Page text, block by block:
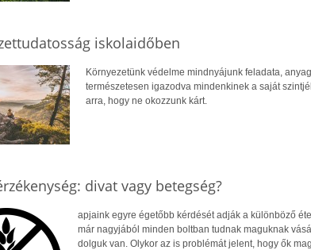
iskolaidőben
Környezetünk védelme mindnyájunk feladata,
természetesen igazodva mindenkinek a saját
arra, hogy ne okozzunk kárt.
divat vagy betegség?
apjaink egyre égetőbb kérdését adják a különböző
már nagyjából minden boltban tudnak maguknak
dolguk van. Olykor az is problémát jelent, hogy ők